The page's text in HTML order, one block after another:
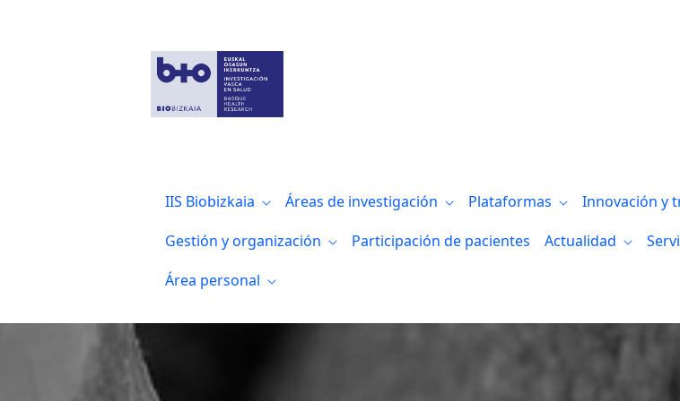
IIS Biobizkaia Áreas de investigación Plataformas Innovación y
Gestión y organización
Participación de pacientes Actualidad
Área personal